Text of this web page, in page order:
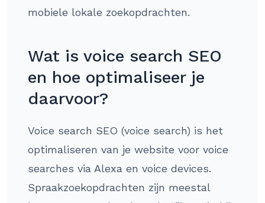
mobiele lokale zoekopdrachten.
Wat is voice search SEO
en hoe optimaliseer je
daarvoor?
Voice search SEO (voice search) is het
optimaliseren van je website voor voice
searches via Alexa en voice devices.
Spraakzoekopdrachten zijn meestal